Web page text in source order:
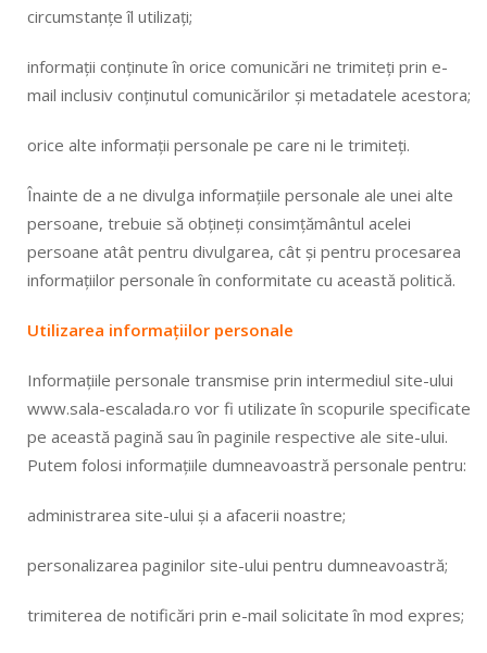
circumstanțe îl utilizați;
informații conținute în orice comunicări ne trimiteți prin e-
mail inclusiv conținutul comunicărilor și metadatele acestora;
orice alte informații personale pe care ni le trimiteți.
Înainte de a ne divulga informațiile personale ale unei alte
persoane, trebuie să obțineți consimțământul acelei
persoane atât pentru divulgarea, cât și pentru procesarea
informațiilor personale în conformitate cu această politică.
Utilizarea informațiilor personale
Informațiile personale transmise prin intermediul site-ului
www.sala-escalada.ro vor fi utilizate în scopurile specificate
pe această pagină sau în paginile respective ale site-ului.
Putem folosi informațiile dumneavoastră personale pentru:
administrarea site-ului și a afacerii noastre;
personalizarea paginilor site-ului pentru dumneavoastră;
trimiterea de notificări prin e-mail solicitate în mod expres;